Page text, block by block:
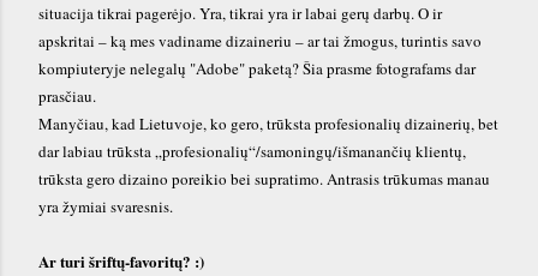
situacija tikrai pagerėjo. Yra, tikrai yra ir labai gerų darbų. O ir
apskritai – ką mes vadiname dizaineriu – ar tai žmogus, turintis savo
kompiuteryje nelegalų "Adobe"paketą? Šia prasme fotografams dar
prasčiau.
Manyčiau, kad Lietuvoje, ko gero, trūksta profesionalių dizainerių, bet
dar labiau trūksta „profesionalių“/samoningų/išmanančių klientų,
trūksta gero dizaino poreikio bei supratimo. Antrasis trūkumas manau
yra žymiai svaresnis.
Ar turi šriftų-favoritų? :)